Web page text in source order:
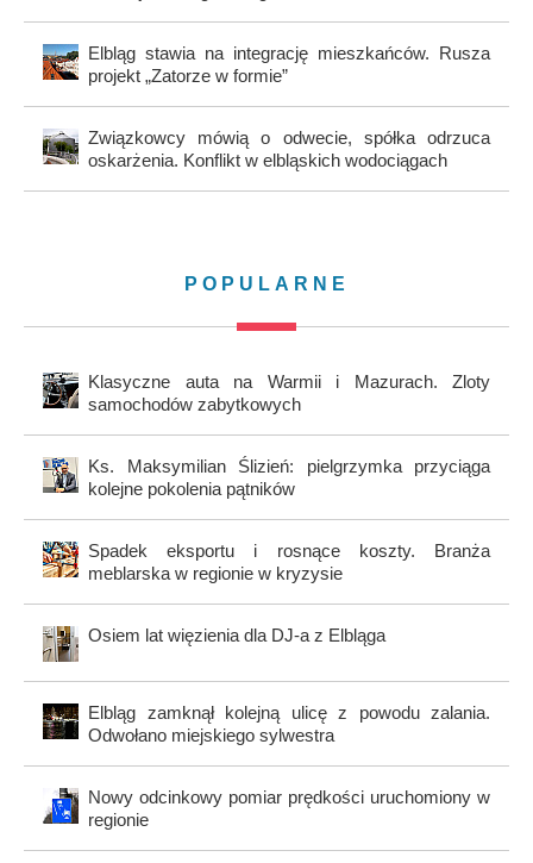
Elbląg stawia na integrację mieszkańców. Rusza
projekt „Zatorze w formie”
Związkowcy mówią o odwecie, spółka odrzuca
oskarżenia. Konflikt w elbląskich wodociągach
POPULARNE
Klasyczne auta na Warmii i Mazurach. Zloty
samochodów zabytkowych
Ks. Maksymilian Ślizień: pielgrzymka przyciąga
kolejne pokolenia pątników
Spadek eksportu i rosnące koszty. Branża
meblarska w regionie w kryzysie
Osiem lat więzienia dla DJ-a z Elbląga
Elbląg zamknął kolejną ulicę z powodu zalania.
Odwołano miejskiego sylwestra
Nowy odcinkowy pomiar prędkości uruchomiony w
regionie